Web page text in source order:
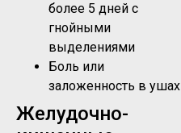
более 5 дней с
гнойными
выделениями
Боль или
заложенность в ушах
Желудочно-